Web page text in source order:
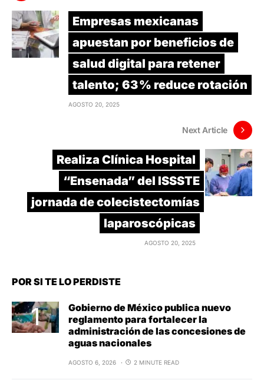
Empresas mexicanas
apuestan por beneficios de
salud digital para retener
talento; 63 % reduce rotación
AGOSTO 20, 2025
Next Article
Realiza Clínica Hospital
“Ensenada” del ISSSTE
jornada de colecistectomías
laparoscópicas
AGOSTO 20, 2025
POR SI TE LO PERDISTE
Gobierno de México publica nuevo
reglamento para fortalecer la
administración de las concesiones de
aguas nacionales
AGOSTO 6, 2026 2 MINUTE READ